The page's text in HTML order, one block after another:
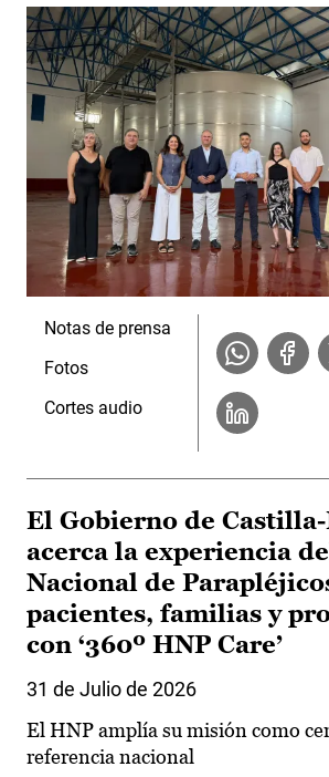
Notas de prensa
Fotos
Cortes audio
El Gobierno de
acerca la experiencia
Nacional de
pacientes, familias y
con ‘360º HNP Care’
31 de Julio de 2026
El HNP amplía su misión como
referencia nacional